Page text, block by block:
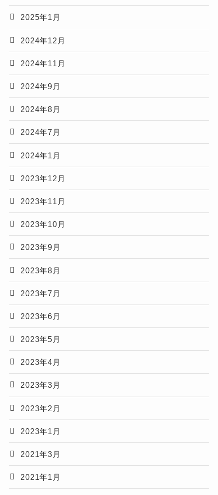
2025年1月
2024年12月
2024年11月
2024年9月
2024年8月
2024年7月
2024年1月
2023年12月
2023年11月
2023年10月
2023年9月
2023年8月
2023年7月
2023年6月
2023年5月
2023年4月
2023年3月
2023年2月
2023年1月
2021年3月
2021年1月